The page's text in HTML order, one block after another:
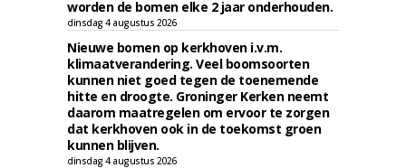
worden de bomen elke 2 jaar onderhouden.
dinsdag 4 augustus 2026
Nieuwe bomen op kerkhoven i.v.m.
klimaatverandering. Veel boomsoorten
kunnen niet goed tegen de toenemende
hitte en droogte. Groninger Kerken neemt
daarom maatregelen om ervoor te zorgen
dat kerkhoven ook in de toekomst groen
kunnen blijven.
dinsdag 4 augustus 2026